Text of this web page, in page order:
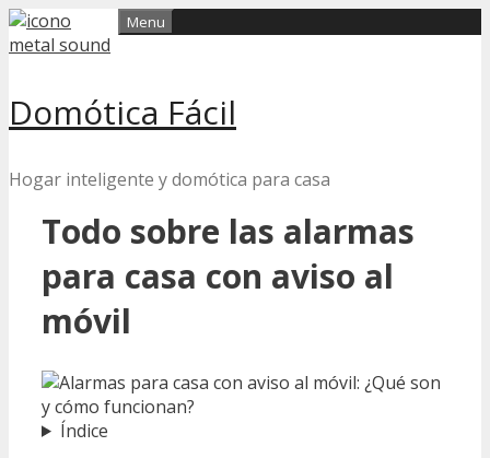
Skip
to
Domótica Fácil
Hogar inteligente y domótica para casa
Menu
Todo sobre las alarmas
para casa con aviso al
móvil
Índice